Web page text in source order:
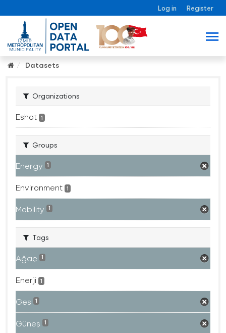
Log in Register
Datasets
Organizations
Eshot 1
Groups
Energy 1
Environment 1
Mobility 1
Tags
Ağaç 1
Enerji 1
Ges 1
Güneş 1